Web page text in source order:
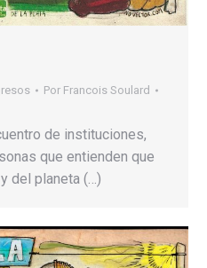
Por Francois Soulard
de instituciones,
que entienden que
del planeta (…)